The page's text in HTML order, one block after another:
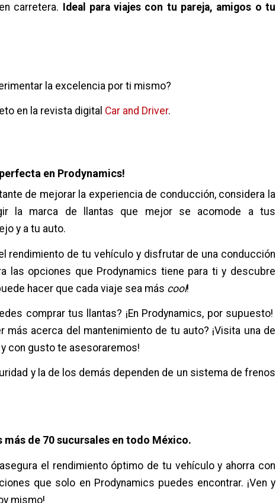
carretera.
Ideal para viajes con tu pareja, amigos o tu
la excelencia por ti mismo?
en la revista digital Car and Driver.
en Prodynamics!
de mejorar la experiencia de conducción, considera la
la marca de llantas que mejor se acomode a tus
y a tu auto.
rendimiento de tu vehículo y disfrutar de una conducción
las opciones que Prodynamics tiene para ti y descubre
hacer que cada viaje sea más cool!
comprar tus llantas? ¡En Prodynamics, por supuesto!
más acerca del mantenimiento de tu auto? ¡Visita una de
con gusto te asesoraremos!
y la de los demás dependen de un sistema de frenos
más de 70 sucursales en todo México.
el rendimiento óptimo de tu vehículo y ahorra con
que solo en Prodynamics puedes encontrar. ¡Ven y
mismo!